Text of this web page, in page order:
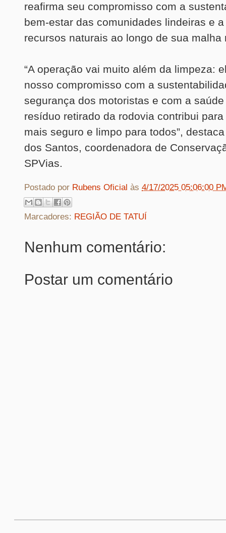
reafirma seu compromisso com a
bem-estar das comunidades lindeiras e
recursos naturais ao longo de sua malha
“A operação vai muito além da limpeza:
nosso compromisso com a
segurança dos motoristas e com a
resíduo retirado da rodovia contribui
mais seguro e limpo para todos”,
dos Santos, coordenadora de
SPVias.
Postado por Rubens Oficial às 4/17/2025 05:06:00
Marcadores: REGIÃO DE TATUÍ
Nenhum comentário:
Postar um comentário